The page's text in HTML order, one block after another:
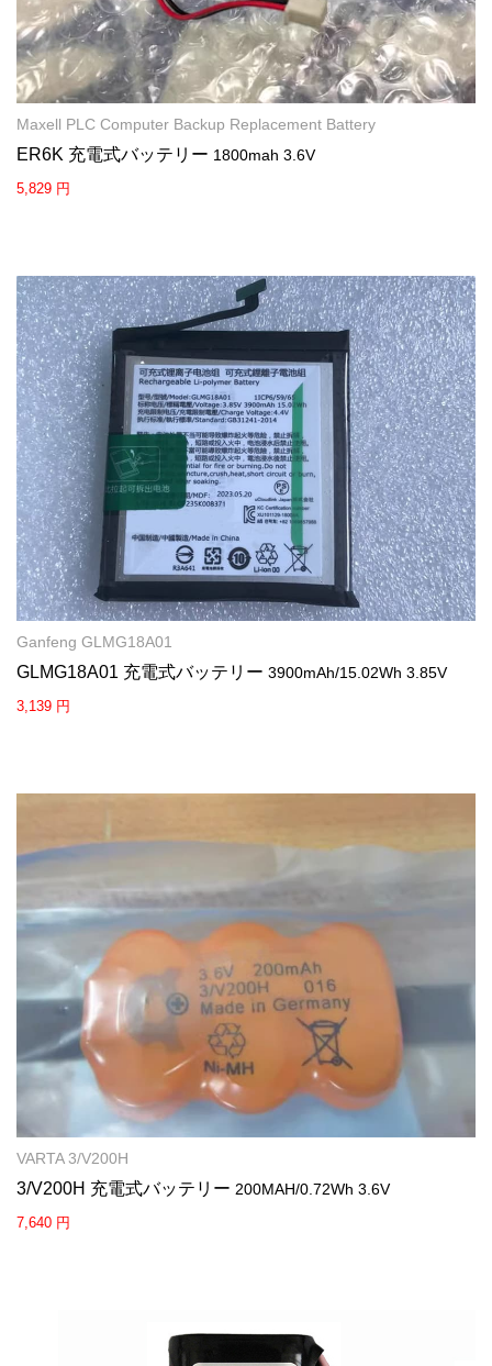
Maxell PLC Computer Backup Replacement Battery
ER6K 充電式バッテリー 1800mah 3.6V
5,829 円
Ganfeng GLMG18A01
GLMG18A01 充電式バッテリー 3900mAh/15.02Wh 3.85V
3,139 円
VARTA 3/V200H
3/V200H 充電式バッテリー 200MAH/0.72Wh 3.6V
7,640 円